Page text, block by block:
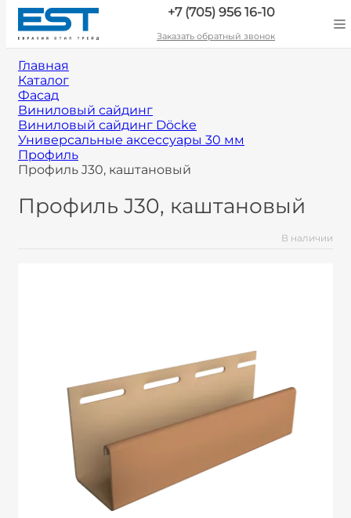
+7 (705) 956 16-10
Заказать обратный звонок
Главная
Каталог
Фасад
Виниловый сайдинг
Виниловый сайдинг Döcke
Универсальные аксессуары 30 мм
Профиль
Профиль J30, каштановый
Профиль J30, каштановый
В наличии